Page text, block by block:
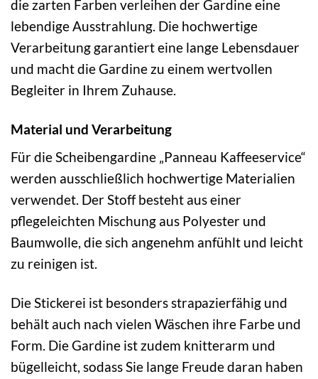
die zarten Farben verleihen der Gardine eine
lebendige Ausstrahlung. Die hochwertige
Verarbeitung garantiert eine lange Lebensdauer
und macht die Gardine zu einem wertvollen
Begleiter in Ihrem Zuhause.
Material und Verarbeitung
Für die Scheibengardine „Panneau Kaffeeservice“
werden ausschließlich hochwertige Materialien
verwendet. Der Stoff besteht aus einer
pflegeleichten Mischung aus Polyester und
Baumwolle, die sich angenehm anfühlt und leicht
zu reinigen ist.
Die Stickerei ist besonders strapazierfähig und
behält auch nach vielen Wäschen ihre Farbe und
Form. Die Gardine ist zudem knitterarm und
bügelleicht, sodass Sie lange Freude daran haben